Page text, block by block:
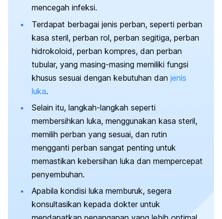
mencegah infeksi.
Terdapat berbagai jenis perban, seperti perban
kasa steril, perban rol, perban segitiga, perban
hidrokoloid, perban kompres, dan perban
tubular, yang masing-masing memiliki fungsi
khusus sesuai dengan kebutuhan dan jenis
luka.
Selain itu, langkah-langkah seperti
membersihkan luka, menggunakan kasa steril,
memilih perban yang sesuai, dan rutin
mengganti perban sangat penting untuk
memastikan kebersihan luka dan mempercepat
penyembuhan.
Apabila kondisi luka memburuk, segera
konsultasikan kepada dokter untuk